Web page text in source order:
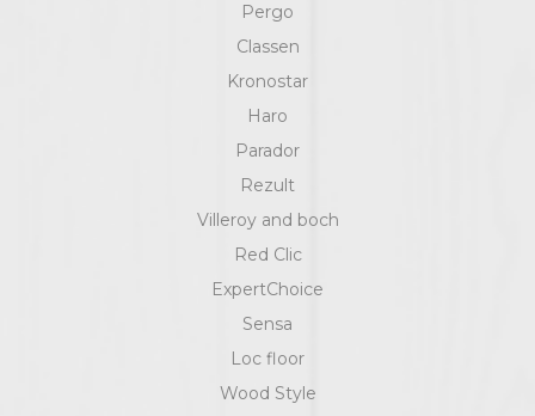
Pergo
Classen
Kronostar
Haro
Parador
Rezult
Villeroy and boch
Red Clic
ExpertChoice
Sensa
Loc floor
Wood Style